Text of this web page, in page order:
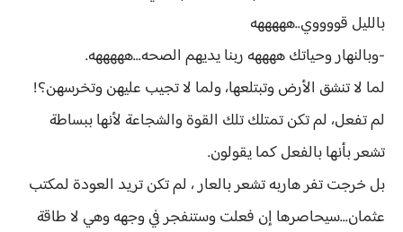
بالليل قووووي..هههههه
-وبالنهار وحياتك ههههه ربنا يديهم الصحه...هههههه.
لما لا تنشق الأرض وتبتلعها، ولما لا تجيب عليهن وتخرسهن؟!
لم تفعل، لم تكن تمتلك تلك القوة والشجاعة لأنها ببساطة
تشعر بأنها بالفعل كما يقولون.
بل خرجت تفر هاربه تشعر بالعار ، لم تكن تريد العودة لمكتب
عثمان...سيحاصرها إن فعلت وستنفجر في وجهه وهي لا طاقة